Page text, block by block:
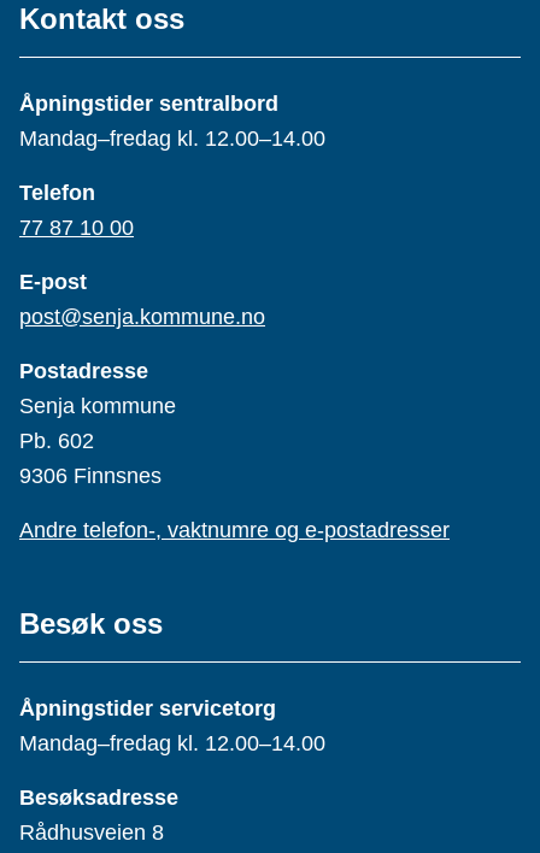
Kontakt oss
Åpningstider sentralbord
Mandag–fredag kl. 12.00–14.00
Telefon
77 87 10 00
E-post
post@senja.kommune.no
Postadresse
Senja kommune
Pb. 602
9306 Finnsnes
Andre telefon-, vaktnumre og e-postadresser
Besøk oss
Åpningstider servicetorg
Mandag–fredag kl. 12.00–14.00
Besøksadresse
Rådhusveien 8